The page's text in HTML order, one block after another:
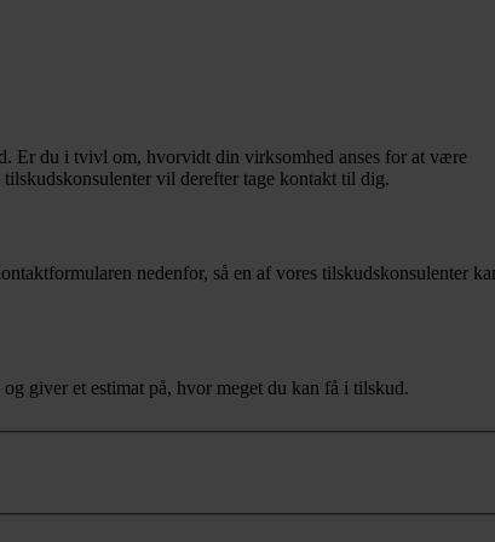
Er du i tvivl om, hvorvidt din virksomhed anses for at være
vil derefter tage kontakt til dig.
nedenfor, så en af vores tilskudskonsulenter
giver et estimat på, hvor meget du kan få i tilskud.